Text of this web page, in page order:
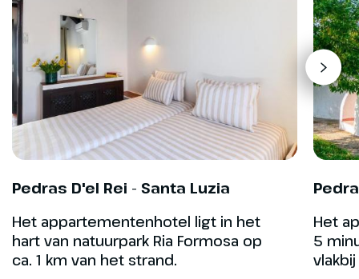
genoemd, is rijk aan fotogenieke
bezienswaardigheden. Het is er
heerlijk wandelen in de schaduw
van de witgeschilderde huisjes
en tussen de sinaasappelbomen.
Iets ten zuiden van Faro ligt het
beschermd natuurgebied
met lagunes, zoutpannen en
eilandjes met schitterende
stranden.
Hoogtepunt
Pedras D'el Rei - Santa Luzia
Het appartementenhotel ligt in het
hart van natuurpark Ria Formosa op
ca. 1 km van het strand.
Het
5